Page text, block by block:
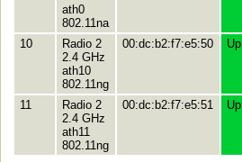
ath0
802.11na
10
Radio 2
2.4 GHz
ath10
802.11ng
00:dc:b2:f7:e5:50 Up
11
Radio 2
2.4 GHz
ath11
802.11ng
00:dc:b2:f7:e5:51 Up